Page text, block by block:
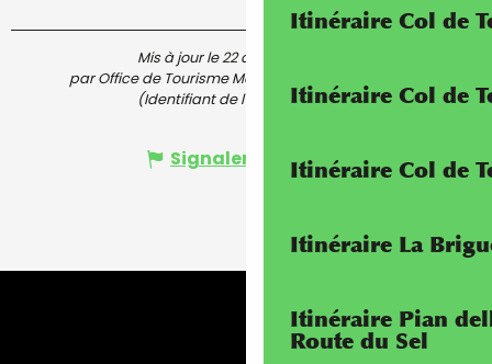
Itinéraire Col de
Itinéraire Col de
Itinéraire Col de
Itinéraire La
Itinéraire Pian
Route du Sel
Mis à jour le 22 août 2025 à 11:38
par Office de Tourisme Menton, Riviera & Merveilles
(Identifiant de l'offre :
5633400)
Signaler une erreur